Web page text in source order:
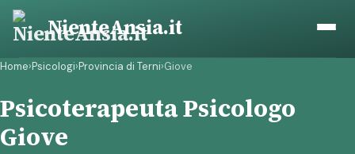
Vai
contenuto
NienteAnsia.it
Home›Psicologi›Provincia di Terni›Giove
Psicoterapeuta Psicologo
Giove